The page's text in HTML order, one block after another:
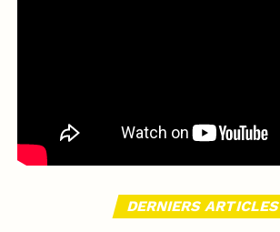
DERNIERS ARTICLES